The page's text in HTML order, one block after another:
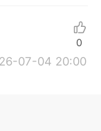
07-04 20:00
0